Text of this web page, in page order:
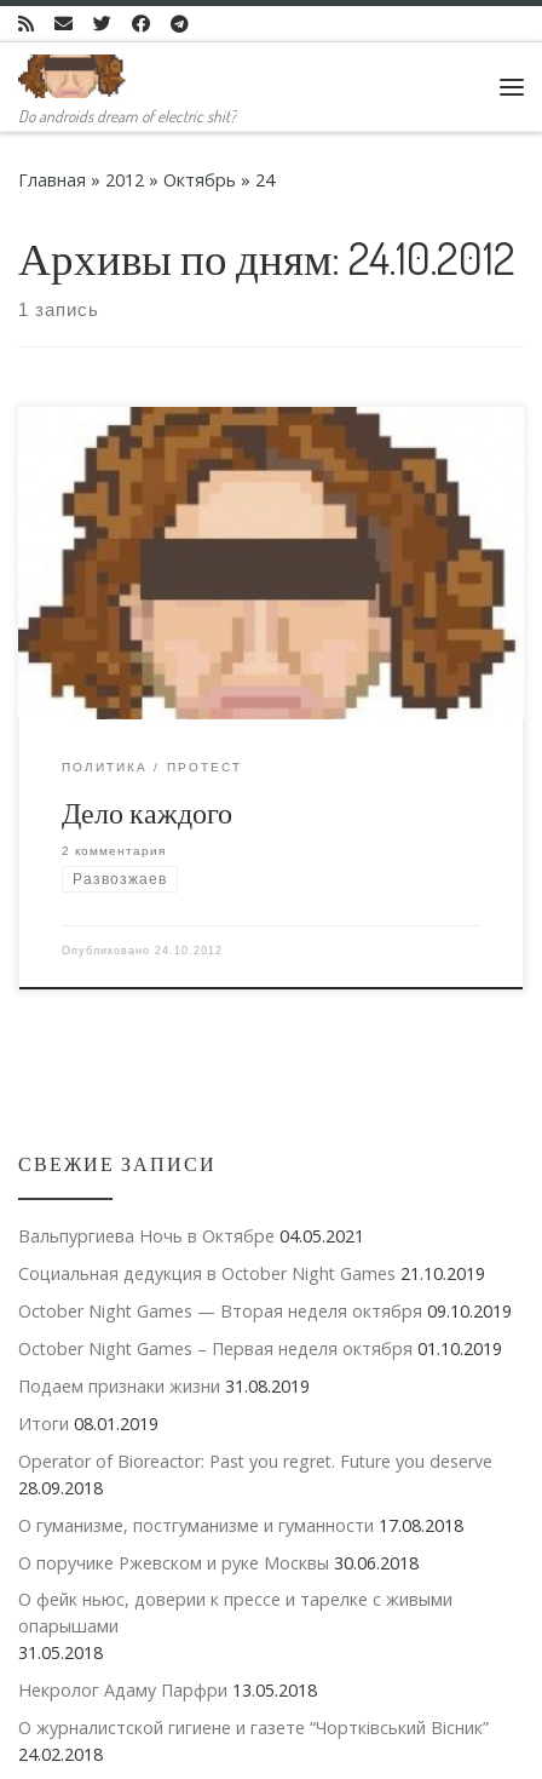
Skip to content
Do androids dream of electric shit?
Главная » 2012 » Октябрь » 24
Архивы по дням: 24.10.2012
1 запись
Уже неоднократно встречал у разных людей вопрос: "за
что поддерживать Развозжаева, он же..." - потом
перечисляется список недостатков и фактов из
биографии.
ПОЛИТИКА ПРОТЕСТ
Дело каждого
2 комментария
Развозжаев
Опубликовано 24.10.2012
СВЕЖИЕ ЗАПИСИ
Вальпургиева Ночь в Октябре 04.05.2021
Социальная дедукция в October Night Games 21.10.2019
October Night Games — Вторая неделя октября 09.10.2019
October Night Games – Первая неделя октября 01.10.2019
Подаем признаки жизни 31.08.2019
Итоги 08.01.2019
Operator of Bioreactor: Past you regret. Future you deserve
28.09.2018
О гуманизме, постгуманизме и гуманности 17.08.2018
О поручике Ржевском и руке Москвы 30.06.2018
О фейк ньюс, доверии к прессе и тарелке с живыми
опарышами
31.05.2018
Некролог Адаму Парфри 13.05.2018
О журналистской гигиене и газете “Чортківський Вісник”
24.02.2018